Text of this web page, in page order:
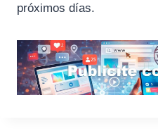
próximos días.